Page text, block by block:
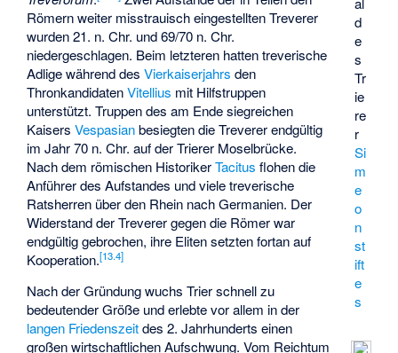
d
e
s
Tr
ie
re
r
Si
m
e
o
n
st
ift
e
s
Römern weiter misstrauisch eingestellten Treverer
wurden 21. n. Chr. und 69/70 n. Chr.
niedergeschlagen. Beim letzteren hatten treverische
Adlige während desVierkaiserjahrs den
ThronkandidatenVitellius mit Hilfstruppen
unterstützt. Truppen des am Ende siegreichen
KaisersVespasianbesiegten die Treverer endgültig
im Jahr 70 n. Chr. auf der Trierer Moselbrücke.
Nach dem römischen HistorikerTacitus flohen die
Anführer des Aufstandes und viele treverische
Ratsherren über den Rhein nach Germanien. Der
Widerstand der Treverer gegen die Römer war
endgültig gebrochen, ihre Eliten setzten fortan auf
Kooperation.[13.4]
Nach der Gründung wuchs Trier schnell zu
bedeutender Größe und erlebte vor allem in der
langen Friedenszeitdes 2. Jahrhunderts einen
großen wirtschaftlichen Aufschwung. Vom Reichtum